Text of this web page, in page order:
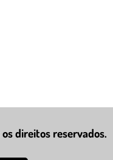
direitos reservados.